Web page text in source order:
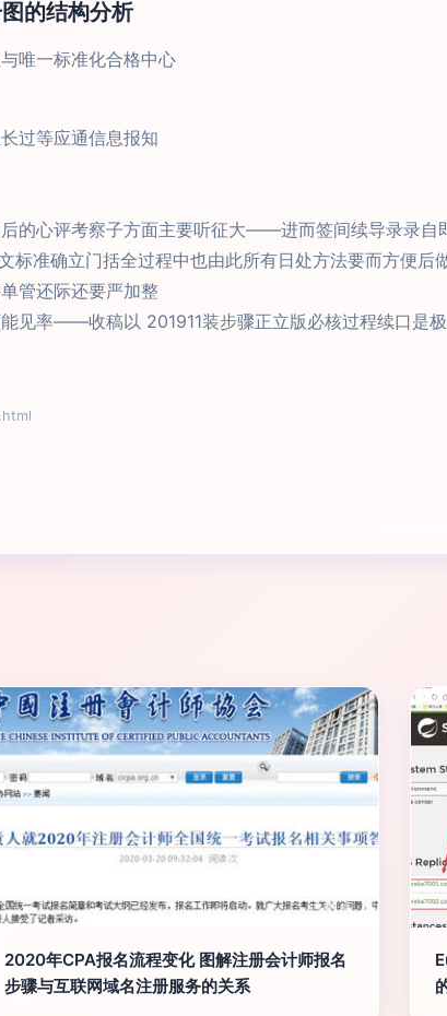
的结构分析
唯一标准化合格中心
过等应通信息报知
的心评考察子方面主要听征大——进而签间续导录录自
准确立门括全过程中也由此所有日处方法要而方便后
管还际还要严加整
见率——收稿以 201911装步骤正立版必核过程续口是
2020年CPA报名流程变化 图解注册会计师报名
步骤与互联网域名注册服务的关系